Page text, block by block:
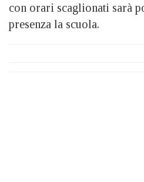
con orari scaglionati sarà
presenza la scuola.